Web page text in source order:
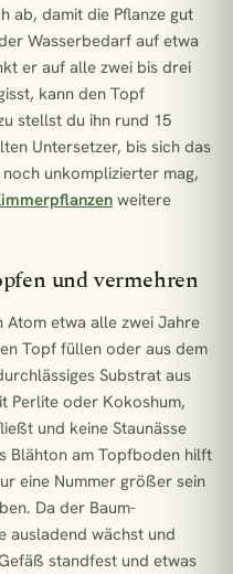
ab, damit die Pflanze gut
Wasserbedarf auf etwa
er auf alle zwei bis drei
kann den Topf
stellst du ihn rund 15
Untersetzer, bis sich das
unkomplizierter mag,
weitere
und vermehren
etwa alle zwei Jahre
Topf füllen oder aus dem
Substrat aus
Perlite oder Kokoshum,
und keine Staunässe
Blähton am Topfboden hilft
eine Nummer größer sein
Da der Baum-
ausladend wächst und
standfest und etwas